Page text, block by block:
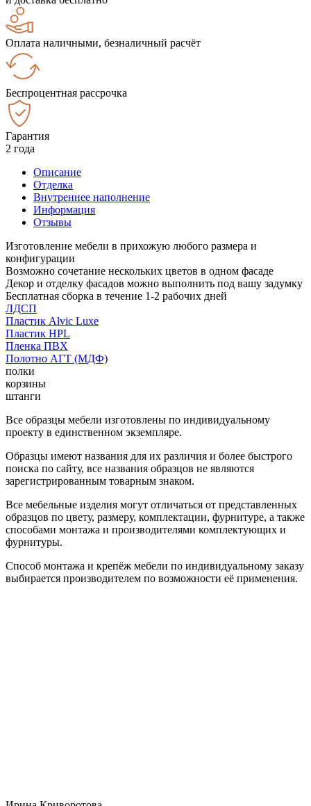
Оплата наличными, безналичный расчёт
Беспроцентная рассрочка
Гарантия
2 года
Описание
Отделка
Внутреннее наполнение
Информация
Отзывы
Изготовление мебели в прихожую любого размера и
конфигурации
Возможно сочетание нескольких цветов в одном фасаде
Декор и отделку фасадов можно выполнить под вашу задумку
Бесплатная сборка в течение 1-2 рабочих дней
ЛДСП
Пластик Alvic Luxe
Пластик HPL
Пленка ПВХ
Полотно АГТ (МДФ)
полки
корзины
штанги
Все образцы мебели изготовлены по индивидуальному
проекту в единственном экземпляре.
Образцы имеют названия для их различия и более быстрого
поиска по сайту, все названия образцов не являются
зарегистрированным товарным знаком.
Все мебельные изделия могут отличаться от представленных
образцов по цвету, размеру, комплектации, фурнитуре, а также
способами монтажа и производителями комплектующих и
фурнитуры.
Способ монтажа и крепёж мебели по индивидуальному заказу
выбирается производителем по возможности её применения.